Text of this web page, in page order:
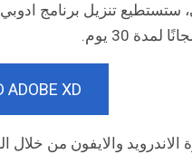
ستستطيع تنزيل برنامج
30 يوم.
ADOBE XD
الاندرويد والايفون من خلال